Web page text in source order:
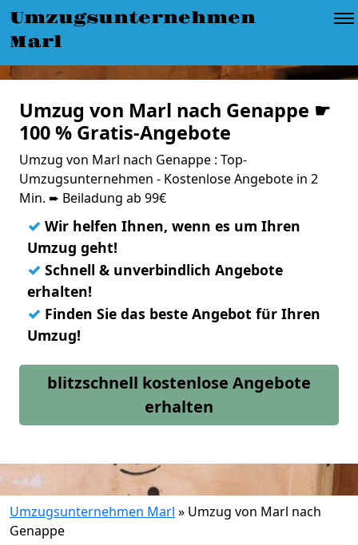
Umzugsunternehmen
Marl
Umzug von Marl nach Genappe ☛
100 % Gratis-Angebote
Umzug von Marl nach Genappe : Top-
Umzugsunternehmen - Kostenlose Angebote in 2
Min. ➨ Beiladung ab 99€
✓ Wir helfen Ihnen, wenn es um Ihren
Umzug geht!
✓ Schnell & unverbindlich Angebote
erhalten!
✓ Finden Sie das beste Angebot für Ihren
Umzug!
blitzschnell kostenlose Angebote
erhalten
Umzugsunternehmen Marl » Umzug von Marl nach
Genappe